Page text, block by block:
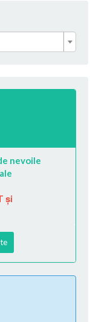
nevoile
și